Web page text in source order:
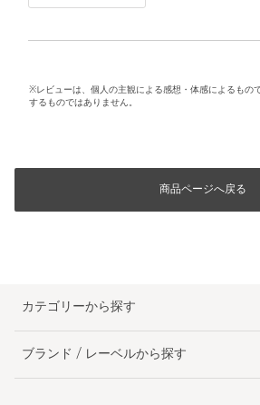
※レビューは、個人の主観による感想・体感によるもの
するものではありません。
商品ページへ戻る
カテゴリーから探す
ブランド / レーベルから探す